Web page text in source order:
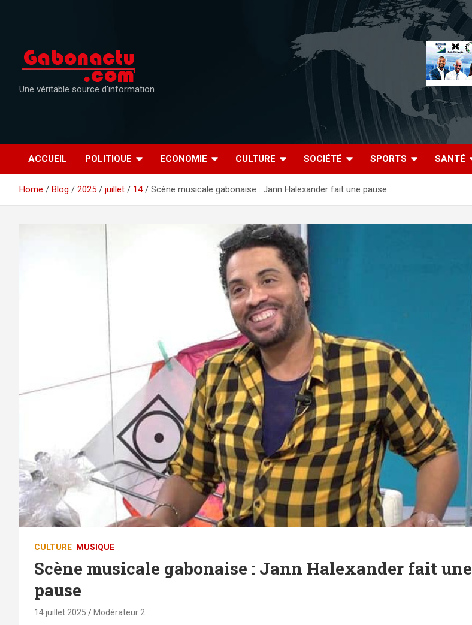
Une véritable source d'information
ACCUEIL POLITIQUE ECONOMIE CULTURE SOCIÉTÉ SPORTS SANTÉ
Home Blog 2025 juillet 14 Scène musicale gabonaise : Jann Halexander fait une pause
CULTURE MUSIQUE
Scène musicale gabonaise : Jann Halexander fait une
pause
14 juillet 2025 Modérateur 2